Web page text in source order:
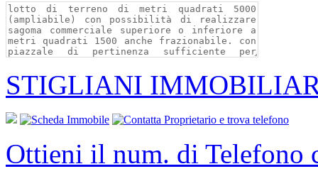
STIGLIANI
Ottieni il num. di Telefono